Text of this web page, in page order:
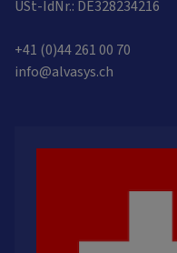
USt-IdNr.: DE328234216
+41 (0)44 261 00 70
info@alvasys.ch